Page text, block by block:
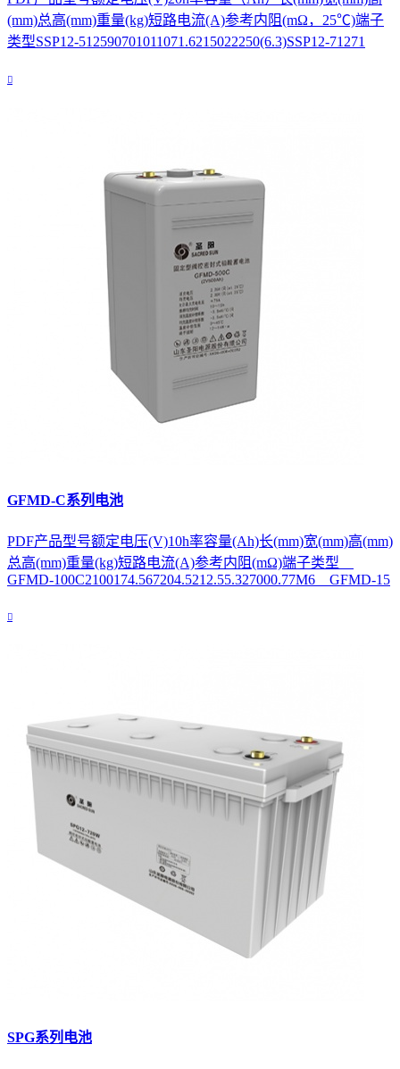
(mm)总高(mm)重量(kg)短路电流(A)参考内阻(mΩ，25℃)端子
类型SSP12-512590701011071.6215022250(6.3)SSP12-71271

GFMD-C系列电池
PDF产品型号额定电压(V)10h率容量(Ah)长(mm)宽(mm)高(mm)
总高(mm)重量(kg)短路电流(A)参考内阻(mΩ)端子类型
GFMD-100C2100174.567204.5212.55.327000.77M6 GFMD-15

SPG系列电池